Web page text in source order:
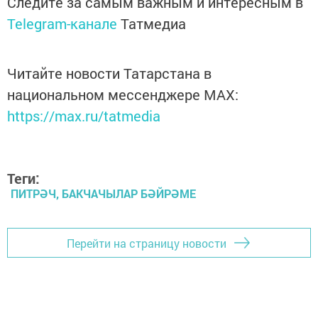
Telegram-канале Татмедиа
Читайте новости Татарстана в
национальном мессенджере MАХ:
https://max.ru/tatmedia
Теги:
ПИТРӘЧ, БАКЧАЧЫЛАР БӘЙРӘМЕ
Перейти на страницу новости